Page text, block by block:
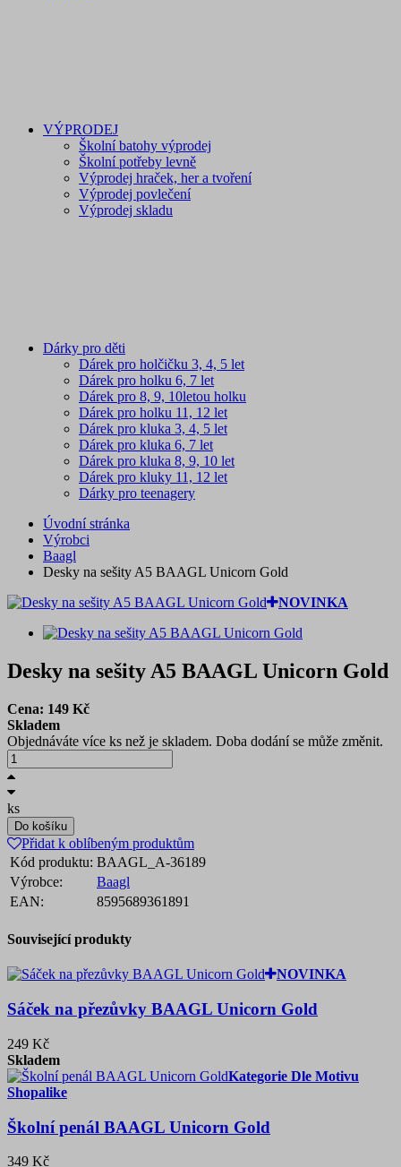
VÝPRODEJ
Školní batohy výprodej
Školní potřeby levně
Výprodej hraček, her a tvoření
Výprodej povlečení
Výprodej skladu
Dárky pro děti
Dárek pro holčičku 3, 4, 5 let
Dárek pro holku 6, 7 let
Dárek pro 8, 9, 10letou holku
Dárek pro holku 11, 12 let
Dárek pro kluka 3, 4, 5 let
Dárek pro kluka 6, 7 let
Dárek pro kluka 8, 9, 10 let
Dárek pro kluky 11, 12 let
Dárky pro teenagery
Úvodní stránka
Výrobci
Baagl
Desky na sešity A5 BAAGL Unicorn Gold
NOVINKA
Desky na sešity A5 BAAGL Unicorn Gold
Cena: 149 Kč
Skladem
Objednáváte více ks než je skladem. Doba dodání se může změnit.
ks
Do košíku
Přidat k oblíbeným produktům
Kód produktu: BAAGL_A-36189
Výrobce:
Baagl
EAN:
8595689361891
Související produkty
NOVINKA
Sáček na přezůvky BAAGL Unicorn Gold
249 Kč
Skladem
Kategorie Dle Motivu
Shopalike
Školní penál BAAGL Unicorn Gold
349 Kč